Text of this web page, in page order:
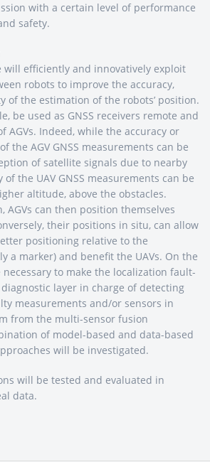
with a certain level of performance
safety.
will efficiently and innovatively exploit
robots to improve the accuracy,
of the estimation of the robots’ position.
be used as GNSS receivers remote and
AGVs. Indeed, while the accuracy or
the AGV GNSS measurements can be
of satellite signals due to nearby
the UAV GNSS measurements can be
altitude, above the obstacles.
AGVs can then position themselves
their positions in situ, can allow
positioning relative to the
a marker) and benefit the UAVs. On the
to make the localization fault-
layer in charge of detecting
measurements and/or sensors in
from the multi-sensor fusion
of model-based and data-based
will be investigated.
will be tested and evaluated in
data.